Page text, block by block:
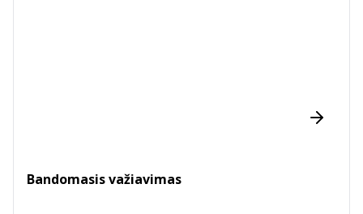
Bandomasis važiavimas